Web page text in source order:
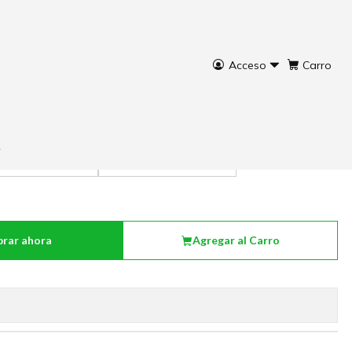
Acceso Carro
Agregar al Carro
ahora